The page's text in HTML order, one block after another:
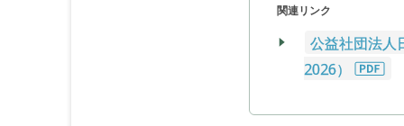
関連リンク
公益社団法人
2026）